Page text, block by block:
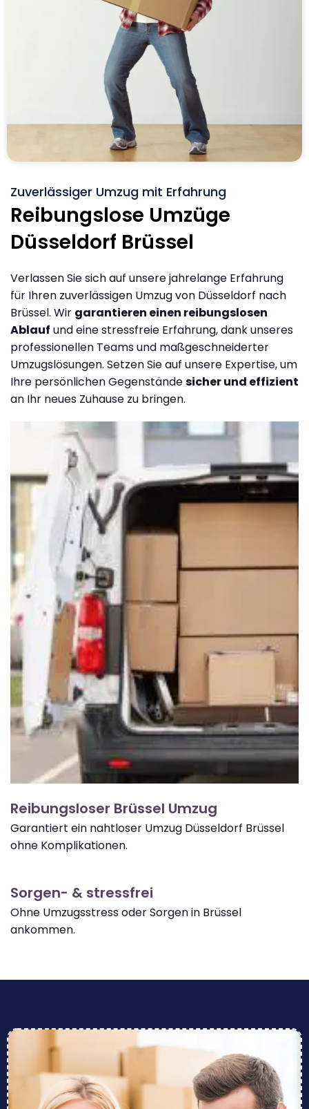
Zuverlässiger Umzug mit Erfahrung
Reibungslose Umzüge
Düsseldorf Brüssel
Verlassen Sie sich auf unsere jahrelange Erfahrung
für Ihren zuverlässigen Umzug von Düsseldorf nach
Brüssel. Wir garantieren einen reibungslosen
Ablauf und eine stressfreie Erfahrung, dank unseres
professionellen Teams und maßgeschneiderter
Umzugslösungen. Setzen Sie auf unsere Expertise, um
Ihre persönlichen Gegenständesicher und effizient
an Ihr neues Zuhause zu bringen.
Reibungsloser Brüssel Umzug
Garantiert ein nahtloser Umzug Düsseldorf Brüssel
ohne Komplikationen.
Sorgen- & stressfrei
Ohne Umzugsstress oder Sorgen in Brüssel
ankommen.